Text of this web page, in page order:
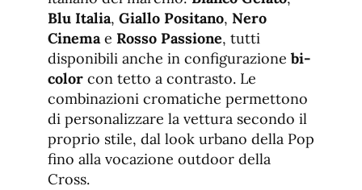
Blu Italia, Giallo Positano, Nero
Cinemae Rosso Passione, tutti
disponibili anche in configurazione bi-
color con tetto a contrasto. Le
combinazioni cromatiche permettono
di personalizzare la vettura secondo il
proprio stile, dal look urbano della Pop
fino alla vocazione outdoor della
Cross.